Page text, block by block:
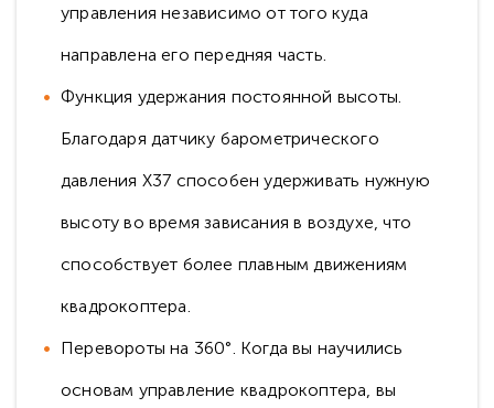
управления независимо от того куда
направлена его передняя часть.
Функция удержания постоянной высоты.
Благодаря датчику барометрического
давления X37 способен удерживать нужную
высоту во время зависания в воздухе, что
способствует более плавным движениям
квадрокоптера.
Перевороты на 360°. Когда вы научились
основам управление квадрокоптера, вы